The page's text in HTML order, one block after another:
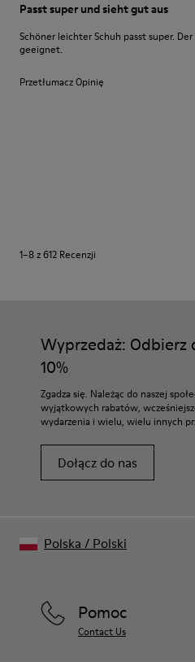
Passt super und sieht gut aus
Schöner leichter Schuh passt super.
geeignet.
Przetłumacz Opinię
1–8 z 612 Recenzji
Wyprzedaż:
10%
Zgadza się. Należąc do naszej
wyjątkowych rabatów,
wydarzenia i wielu, wielu innych
Dołącz do nas
Pomoc
Contact Us
Polska / Polski